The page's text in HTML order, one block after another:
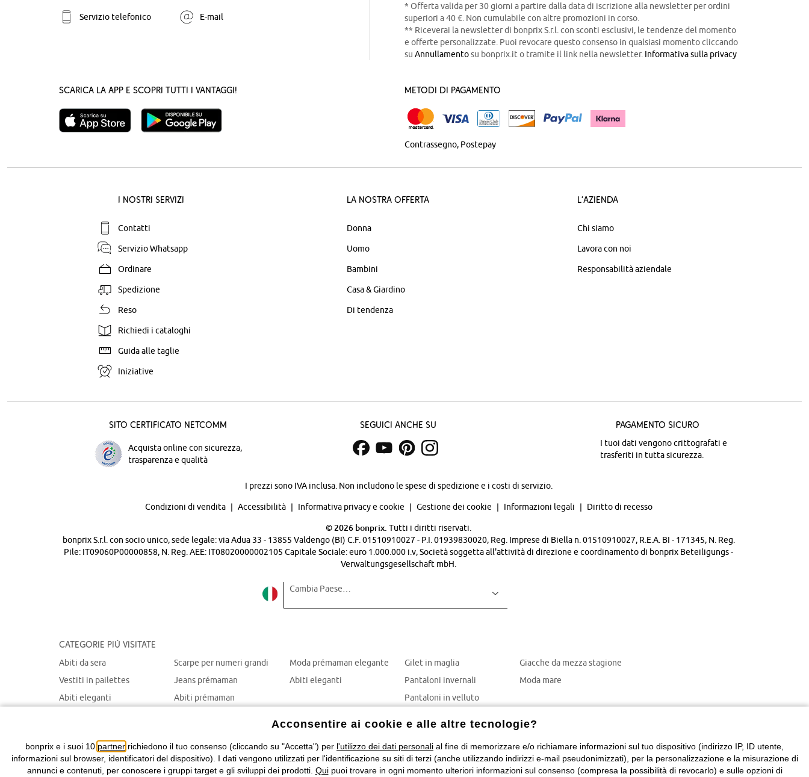
Servizio telefonico E-mail
* Offerta valida per 30 giorni a partire dalla data di iscrizione alla newsletter per ordini
superiori a 40 €. Non cumulabile con altre promozioni in corso.
** Riceverai la newsletter di bonprix S.r.l. con sconti esclusivi, le tendenze del momento
e offerte personalizzate. Puoi revocare questo consenso in qualsiasi momento cliccando
su Annullamentosu bonprix.it o tramite il link nella newsletter. Informativa sulla privacy
Scarica la App e scopri tutti i vantaggi! Metodi di pagamento
Contrassegno Postepay
I nostri servizi
Contatti
Servizio Whatsapp
Ordinare
Spedizione
Reso
Richiedi i cataloghi
Guida alle taglie
Iniziative
La nostra offerta
Donna
Uomo
Bambini
Casa & Giardino
Di tendenza
L'azienda
Chi siamo
Lavora con noi
Responsabilità aziendale
Sito certificato Netcomm
Acquista online con sicurezza,
trasparenza e qualità
Seguici anche su Pagamento sicuro
I tuoi dati vengono crittografati e
trasferiti in tutta sicurezza.
I prezzi sono IVA inclusa. Non includono le spese di spedizione e i costi di servizio.
Condizioni di vendita Accessibilità Informativa privacy e cookie Gestione dei cookie Informazioni legali Diritto di recesso
© 2026 bonprix. Tutti i diritti riservati.
bonprix S.r.l. con socio unico, sede legale: via Adua 33 - 13855 Valdengo (BI) C.F. 01510910027 - P.I. 01939830020, Reg. Imprese di Biella n. 01510910027, R.E.A. BI - 171345, N. Reg.
Pile: IT09060P00000858, N. Reg. AEE: IT08020000002105 Capitale Sociale: euro 1.000.000 i.v, Società soggetta all'attività di direzione e coordinamento di bonprix Beteiligungs -
Verwaltungsgesellschaft mbH.
Cambia Paese…
Categorie più visitate
Abiti da sera
Vestiti in pailettes
Abiti eleganti
Scarpe per numeri grandi
Jeans prémaman
Abiti prémaman
Moda prémaman elegante
Abiti eleganti
Gilet in maglia
Pantaloni invernali
Pantaloni in velluto
Giacche da mezza stagione
Moda mare
Acconsentire ai cookie e alle altre tecnologie?
bonprix e i suoi 10 partner richiedono il tuo consenso (cliccando su "Accetta") per l'utilizzo dei dati personali al fine di memorizzare e/o richiamare informazioni sul tuo dispositivo (indirizzo IP, ID utente,
informazioni sul browser, identificatori del dispositivo). I dati vengono utilizzati per l'identificazione su siti di terzi (anche utilizzando indirizzi e-mail pseudonimizzati), per la personalizzazione e la misurazione di
annunci e contenuti, per conoscere i gruppi target e gli sviluppi dei prodotti. Quipuoi trovare in ogni momento ulteriori informazioni sul consenso (compresa la possibilità di revocarlo) e sulle opzioni di